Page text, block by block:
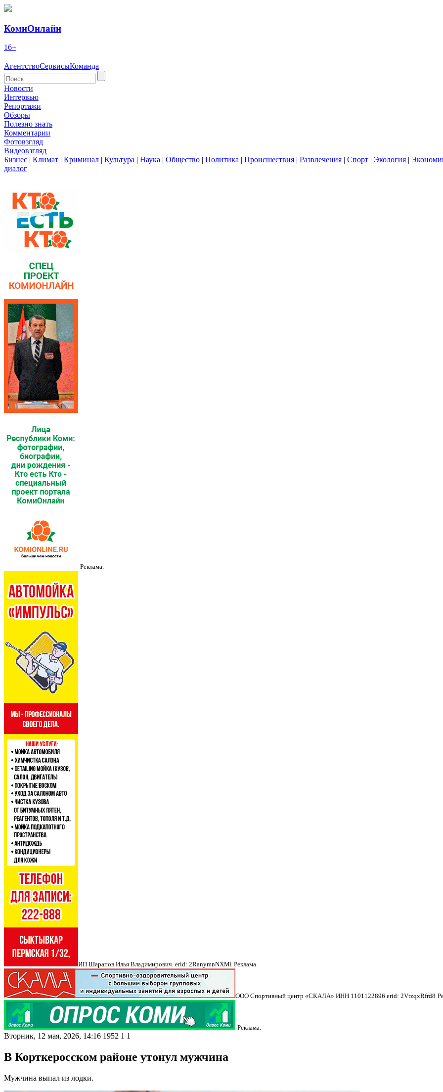
КомиОнлайн
16+
АгентствоСервисыКоманда
Новости
Интервью
Репортажи
Обзоры
Полезно знать
Комментарии
Фотовзгляд
Видеовзгляд
Бизнес | Климат | Криминал | Культура | Наука | Общество | Политика | Происшествия | Развлечения | Спорт | Экология |
диалог
Реклама.
ИП Шарапов Илья Владимирович. erid: 2RanymnNXMi Реклама.
ООО Спортивный центр «СКАЛА» ИНН 1101122896 erid: 2VtzqxRfrd8
Реклама.
Вторник, 12 мая, 2026, 14:16 1952 1 1
В Корткеросском районе утонул мужчина
Мужчина выпал из лодки.